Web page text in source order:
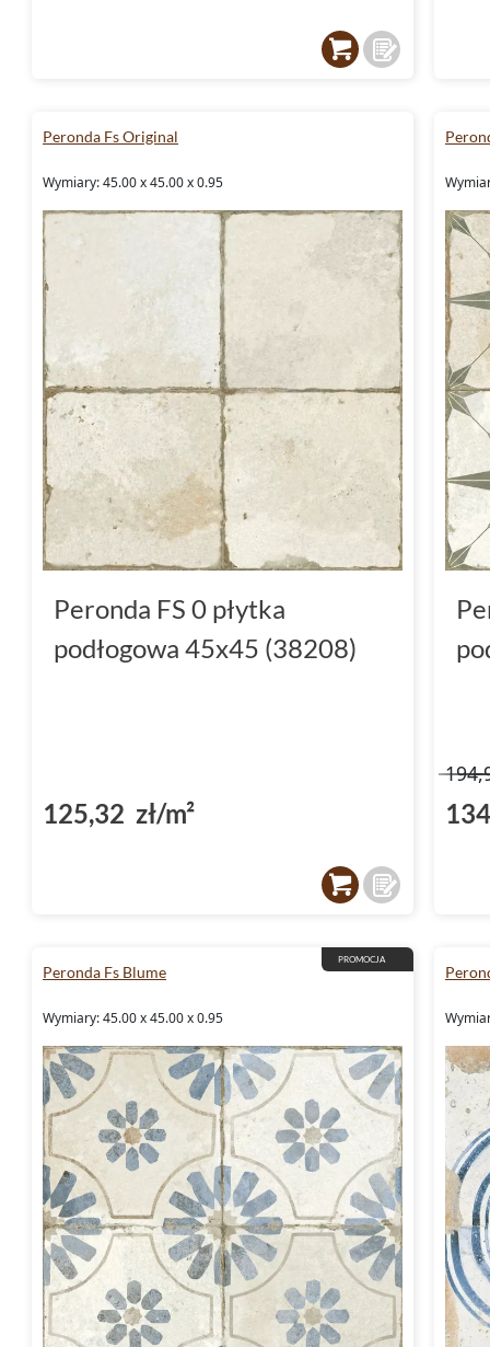
Peronda Fs Original
Wymiary: 45.00 x 45.00 x 0.95
Peronda FS 0 płytka
podłogowa 45x45 (38208)
125,32 zł/m²
PROMOCJA
Peronda Fs Blume
Wymiary: 45.00 x 45.00 x 0.95